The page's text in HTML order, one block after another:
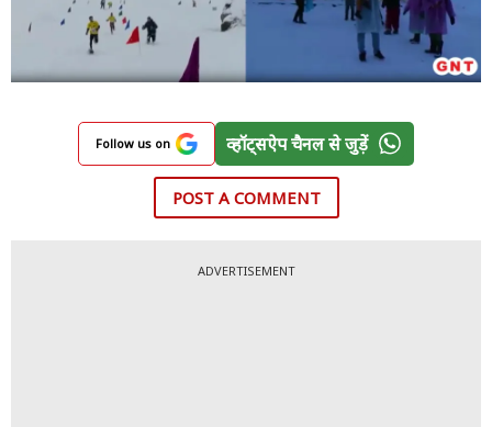
Follow us on व्हॉट्सऐप चैनल से जुड़ें
POST A COMMENT
ADVERTISEMENT